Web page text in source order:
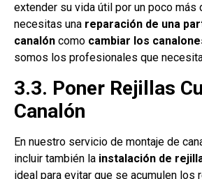
extender su vida útil por un poco más
necesitas una reparación de una
canalón como cambiar los
somos los profesionales que
3.3. Poner Rejillas
Canalón
En nuestro servicio de montaje de
incluir también la instalación de
ideal para evitar que se acumulen los